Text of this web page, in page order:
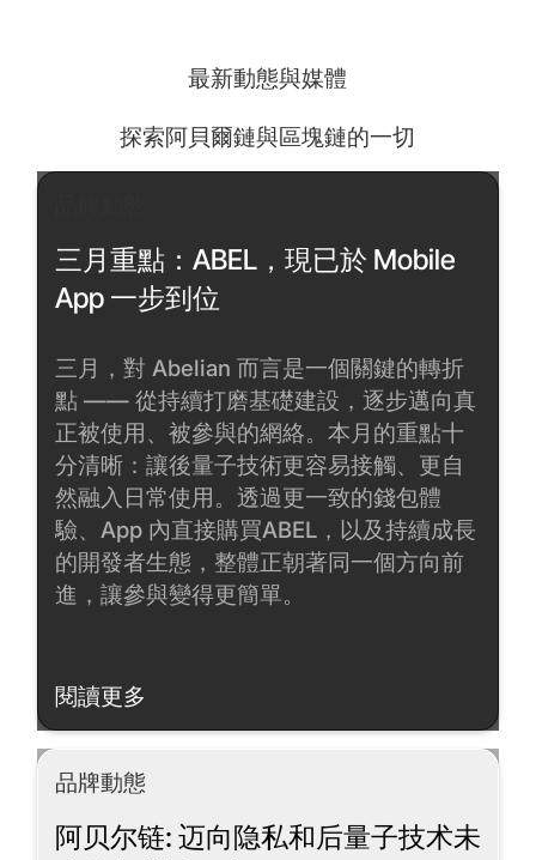
最新動態與媒體
探索阿貝爾鏈與區塊鏈的一切
三月重點：ABEL，現已於 Mobile
App 一步到位
三月，對 Abelian 而言是一個關鍵的轉折
點 —— 從持續打磨基礎建設，逐步邁向真
正被使用、被參與的網絡。本月的重點十
分清晰：讓後量子技術更容易接觸、更自
然融入日常使用。透過更一致的錢包體
驗、App 內直接購買ABEL，以及持續成長
的開發者生態，整體正朝著同一個方向前
進，讓參與變得更簡單。
閱讀更多
閱讀更多
品牌動態
阿贝尔链: 迈向隐私和后量子技术未